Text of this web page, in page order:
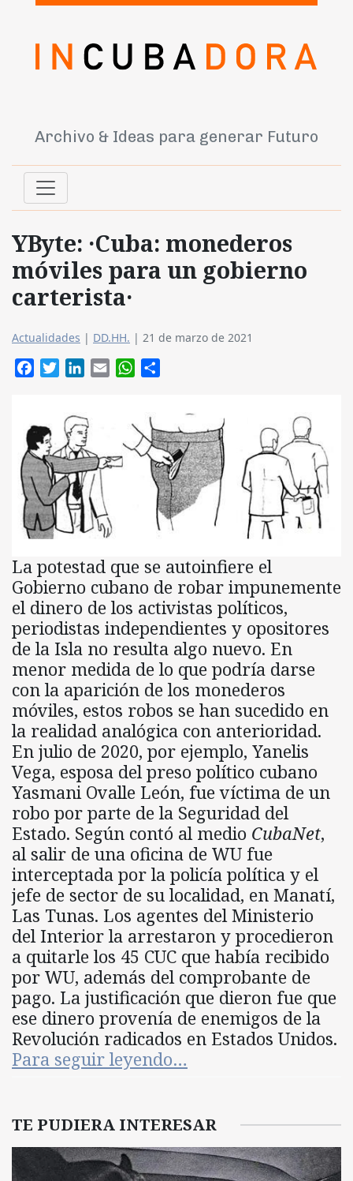
Archivo & Ideas para generar Futuro
YByte: ·Cuba: monederos
móviles para un gobierno
carterista·
Actualidades | DD.HH. | 21 de marzo de 2021
FacebookTwitterLinkedIn
Email WhatsApp
La potestad que se autoinfiere el
Gobierno cubano de robar impunemente
el dinero de los activistas políticos,
periodistas independientes y opositores
de la Isla no resulta algo nuevo. En
menor medida de lo que podría darse
con la aparición de los monederos
móviles, estos robos se han sucedido en
la realidad analógica con anterioridad.
En julio de 2020, por ejemplo, Yanelis
Vega, esposa del preso político cubano
Yasmani Ovalle León, fue víctima de un
robo por parte de la Seguridad del
Estado. Según contó al medio CubaNet,
al salir de una oficina de WU fue
interceptada por la policía política y el
jefe de sector de su localidad, en Manatí,
Las Tunas. Los agentes del Ministerio
del Interior la arrestaron y procedieron
a quitarle los 45 CUC que había recibido
por WU, además del comprobante de
pago. La justificación que dieron fue que
ese dinero provenía de enemigos de la
Revolución radicados en Estados Unidos.
Para seguir leyendo…
TE PUDIERA INTERESAR